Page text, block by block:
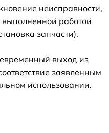
неисправности,
работой
запчасти).
выход из
заявленным
использовании.